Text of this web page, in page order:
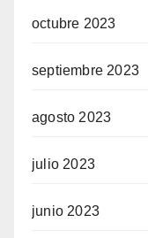
octubre 2023
septiembre 2023
agosto 2023
julio 2023
junio 2023